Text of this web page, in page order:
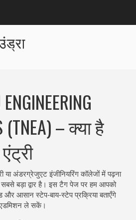
(TNEA) – क्या है
या अंडरग्रेजुएट इंजीनियरिंग कॉलेजों में पढ़ना
बड़ा द्वार है। इस टैग पेज पर हम आपको
और आसान स्टेप‑बाय‑स्टेप प्रक्रिया बताएँगे
ले सकें।